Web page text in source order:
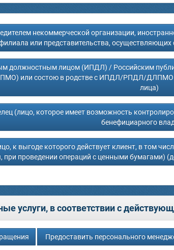
некоммерческой организации,
или представительства,
должностным лицом (ИПДЛ) / Российским
или состою в родстве с ИПДЛ/РПДЛ/ДЛПМО
лица)
(лицо, которое имеет возможность
бенефициарного
к выгоде которого действует клиент, в том
при проведении операций с ценными бумагами)
услуги, в соответствии с
Предоставить персонального